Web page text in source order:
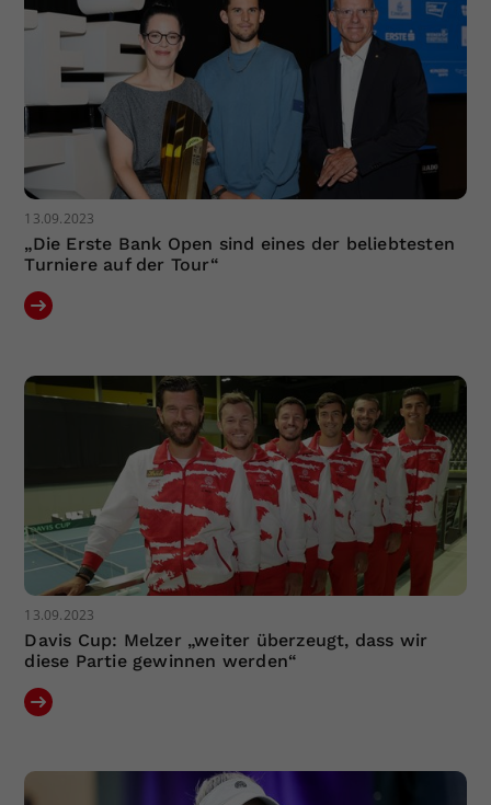
13.09.2023
„Die Erste Bank Open sind eines der beliebtesten
Turniere auf der Tour“
13.09.2023
Davis Cup: Melzer „weiter überzeugt, dass wir
diese Partie gewinnen werden“